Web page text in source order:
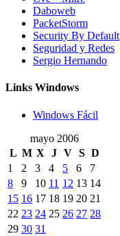
Daboweb
PacketStorm
Security By Default
Seguridad y Redes
Sergio Hernando
Links Windows
Windows Fácil
mayo 2006
L M X J V S D
1
2 3 4 5 6
7
8
9 10 11 12 13 14
15 16 17 18 19 20 21
22 23 24 25 26 27 28
29 30 31